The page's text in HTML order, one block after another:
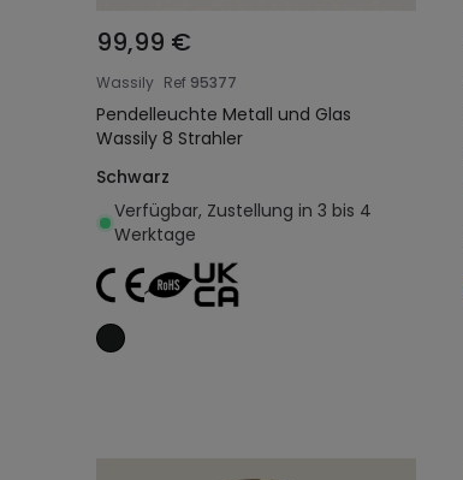
99,99 €
Wassily Ref 95377
Pendelleuchte Metall und Glas
Wassily 8 Strahler
Schwarz
Verfügbar, Zustellung in 3 bis 4
Werktage